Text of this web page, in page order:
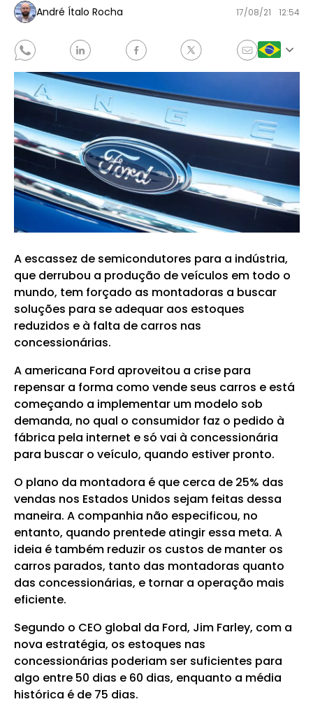
André Ítalo Rocha 17/08/21 12:54
A escassez de semicondutores para a indústria,
que derrubou a produção de veículos em todo o
mundo, tem forçado as montadoras a buscar
soluções para se adequar aos estoques
reduzidos e à falta de carros nas
concessionárias.
A americana Ford aproveitou a crise para
repensar a forma como vende seus carros e está
começando a implementar um modelo sob
demanda, no qual o consumidor faz o pedido à
fábrica pela internet e só vai à concessionária
para buscar o veículo, quando estiver pronto.
O plano da montadora é que cerca de 25% das
vendas nos Estados Unidos sejam feitas dessa
maneira. A companhia não especificou, no
entanto, quando prentede atingir essa meta. A
ideia é também reduzir os custos de manter os
carros parados, tanto das montadoras quanto
das concessionárias, e tornar a operação mais
eficiente.
Segundo o CEO global da Ford, Jim Farley, com a
nova estratégia, os estoques nas
concessionárias poderiam ser suficientes para
algo entre 50 dias e 60 dias, enquanto a média
histórica é de 75 dias.